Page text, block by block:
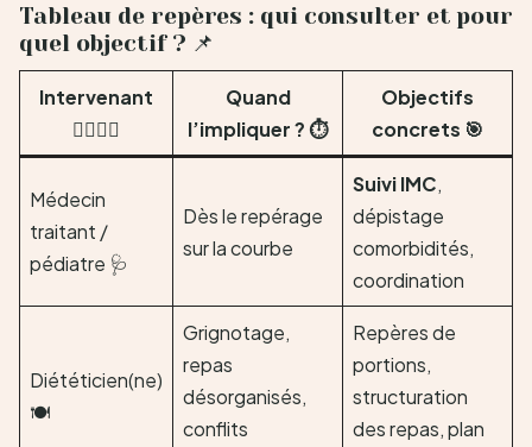
Tableau de repères : qui consulter et pour
quel objectif ? 📌
Intervenant
👩‍⚕️👨‍⚕️
Quand
l’impliquer ? ⏱️
Objectifs
concrets 🎯
Médecin
traitant /
pédiatre 🩺
Dès le repérage
sur la courbe
Suivi IMC,
dépistage
comorbidités,
coordination
Diététicien(ne)
🍽️
Grignotage,
repas
désorganisés,
conflits
Repères de
portions,
structuration
des repas, plan